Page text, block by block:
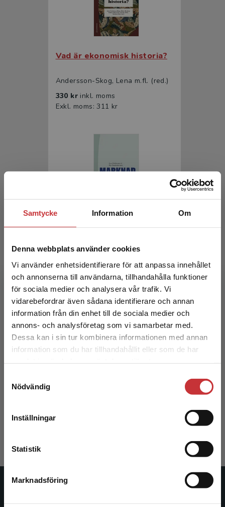
Samtycke Information Om
Denna webbplats använder cookies
Vi använder enhetsidentifierare för att anpassa innehållet
och annonserna till användarna, tillhandahålla funktioner
för sociala medier och analysera vår trafik. Vi
vidarebefordrar även sådana identifierare och annan
information från din enhet till de sociala medier och
annons- och analysföretag som vi samarbetar med.
Dessa kan i sin tur kombinera informationen med annan
information som du har tillhandahållit eller som de har
Nödvändig
Inställningar
Statistik
Marknadsföring
Begränsad fraktregion
Det verkar som att du besöker
studentlitteratur.se via en enhet utanför Sverige.
Vi erbjuder inte leveranser utanför Sverige. För
att kunna slutföra ett köp måste
Vad är ekonomisk historia?
Andersson-Skog, Lena m.fl. (red.)
330 kr inkl. moms
Exkl. moms: 311 kr
Marknad & politik
Exkl. moms: 370 kr